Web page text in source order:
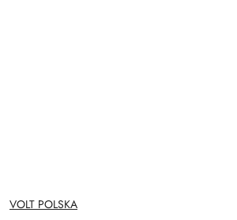
NAZWA
PRODUCENTA:
VOLT POLSKA